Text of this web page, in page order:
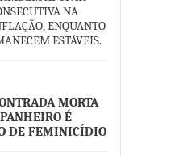
NA
ENQUANTO
ESTÁVEIS.
MORTA
É
DE FEMINICÍDIO